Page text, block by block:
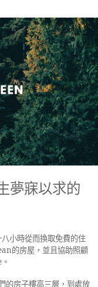
夢寐以求的
小時從而換取免費的住
的房屋，並且協助照顧
。
的房子樓高三層，到處放